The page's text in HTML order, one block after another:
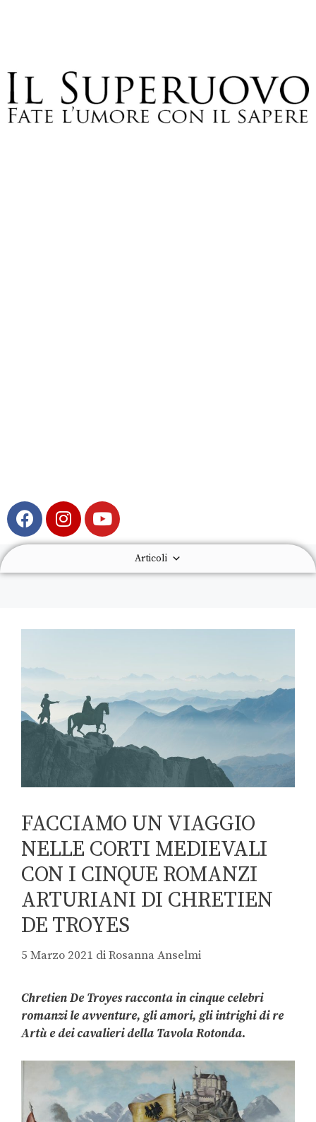
Articoli
FACCIAMO UN VIAGGIO
NELLE CORTI MEDIEVALI
CON I CINQUE ROMANZI
ARTURIANI DI CHRETIEN
DE TROYES
5 Marzo 2021 diRosanna Anselmi
Chretien De Troyes racconta in cinque celebri
romanzi le avventure, gli amori, gli intrighi di re
Artù e dei cavalieri della Tavola Rotonda.